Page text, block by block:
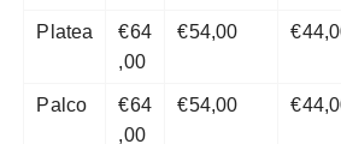
Platea
€64
,00
€54,00
Palco
€64
,00
€54,00